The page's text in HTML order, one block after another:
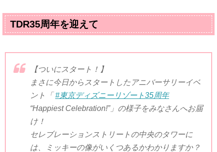
TDR35周年を迎えて
【ついにスタート！】
まさに今日からスタートしたアニバーサリーイベ
ント「 #東京ディズニーリゾート35周年
“Happiest Celebration!”」の様子をみなさんへお届
け！
セレブレーションストリートの中央のタワーに
は、ミッキーの像がいくつあるかわかりますか？